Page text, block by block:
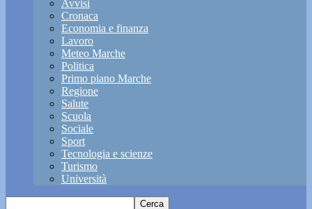
Avvisi
Cronaca
Economia e finanza
Lavoro
Meteo Marche
Politica
Primo piano Marche
Regione
Salute
Scuola
Sociale
Sport
Tecnologia e scienze
Turismo
Università